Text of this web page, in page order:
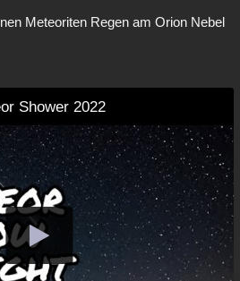
Meteoriten Regen am Orion Nebel
Shower 2022